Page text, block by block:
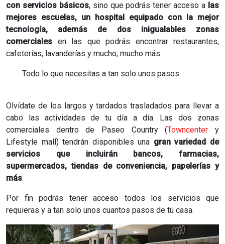
con servicios básicos, sino que podrás tener acceso a las
mejores escuelas, un hospital equipado con la mejor
tecnología, además de dos inigualables zonas
comerciales en las que podrás encontrar restaurantes,
cafeterías, lavanderías y mucho, mucho más.
Todo lo que necesitas a tan solo unos pasos
Olvídate de los largos y tardados trasladados para llevar a
cabo las actividades de tu día a día. Las dos zonas
comerciales dentro de Paseo Country (Towncenter y
Lifestyle mall) tendrán disponibles una gran variedad de
servicios que incluirán bancos, farmacias,
supermercados, tiendas de conveniencia, papelerías y
más.
Por fin podrás tener acceso todos los servicios que
requieras y a tan solo unos cuantos pasos de tu casa.